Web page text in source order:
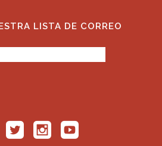
LISTA DE CORREO